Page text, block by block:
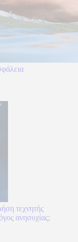
τεχνητής
ανησυχίας;